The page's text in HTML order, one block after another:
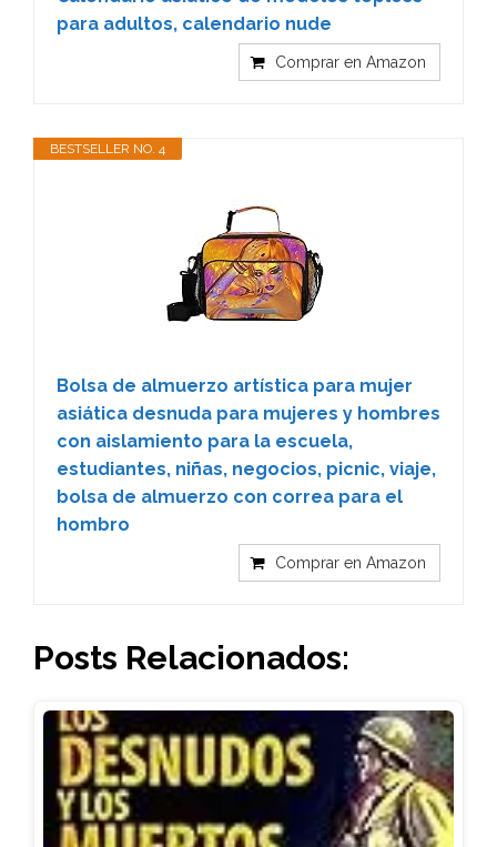
para adultos, calendario nude
Comprar en Amazon
BESTSELLER NO. 4
Bolsa de almuerzo artística para mujer
asiática desnuda para mujeres y hombres
con aislamiento para la escuela,
estudiantes, niñas, negocios, picnic, viaje,
bolsa de almuerzo con correa para el
hombro
Comprar en Amazon
Posts Relacionados: